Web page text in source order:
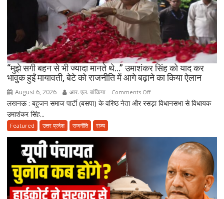
में
कपड़ा
व्यापारी
मौत
“मुझे सगी बहन से भी ज्यादा मानते थे…” उमाशंकर सिंह को याद कर
भावुक हुईं मायावती, बेटे को राजनीति में आगे बढ़ाने का किया ऐलान
August 6, 2026 आर. एल. बांकिया Comments Offon
“मुझे
से
उमाशंकर
लखनऊ : बहुजन समाज पार्टी (बसपा) के वरिष्ठ नेता और रसड़ा विधानसभा से विधायक
उमाशंकर सिंह...
Featured उत्तर प्रदेश राजनीति राज्य